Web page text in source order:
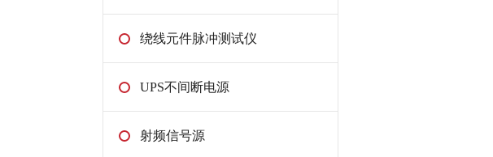
绕线元件脉冲测试仪
UPS不间断电源
射频信号源